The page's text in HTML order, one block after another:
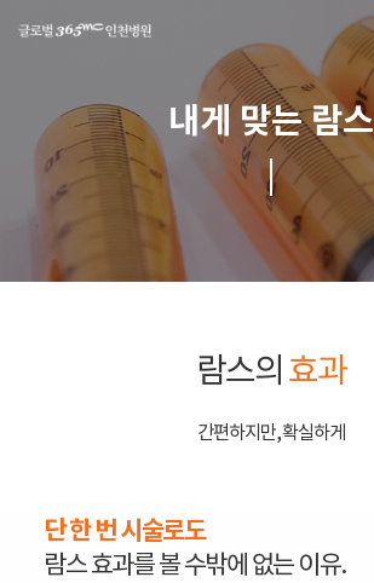
내게 맞는 람스
람스의 효과
간편하지만, 확실하게
단 한 번 시술로도
람스 효과를 볼 수밖에 없는 이유.